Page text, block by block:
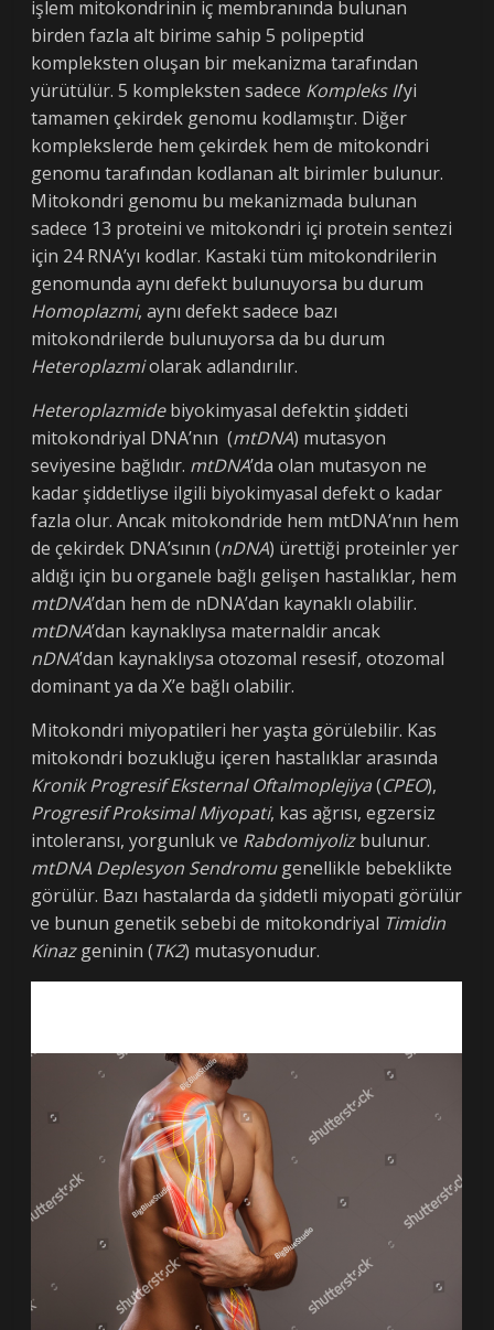
işlem mitokondrinin iç membranında bulunan
birden fazla alt birime sahip 5 polipeptid
kompleksten oluşan bir mekanizma tarafından
yürütülür. 5 kompleksten sadece Kompleks II’yi
tamamen çekirdek genomu kodlamıştır. Diğer
komplekslerde hem çekirdek hem de mitokondri
genomu tarafından kodlanan alt birimler bulunur.
Mitokondri genomu bu mekanizmada bulunan
sadece 13 proteini ve mitokondri içi protein sentezi
için 24 RNA’yı kodlar. Kastaki tüm mitokondrilerin
genomunda aynı defekt bulunuyorsa bu durum
Homoplazmi, aynı defekt sadece bazı
mitokondrilerde bulunuyorsa da bu durum
Heteroplazmiolarak adlandırılır.
Heteroplazmidebiyokimyasal defektin şiddeti
mitokondriyal DNA’nın (mtDNA) mutasyon
seviyesine bağlıdır. mtDNA’da olan mutasyon ne
kadar şiddetliyse ilgili biyokimyasal defekt o kadar
fazla olur. Ancak mitokondride hem mtDNA’nın hem
de çekirdek DNA’sının (nDNA) ürettiği proteinler yer
aldığı için bu organele bağlı gelişen hastalıklar, hem
mtDNA’dan hem de nDNA’dan kaynaklı olabilir.
mtDNA’dan kaynaklıysa maternaldir ancak
nDNA’dan kaynaklıysa otozomal resesif, otozomal
dominant ya da X’e bağlı olabilir.
Mitokondri miyopatileri her yaşta görülebilir. Kas
mitokondri bozukluğu içeren hastalıklar arasında
Kronik Progresif Eksternal Oftalmoplejiya(CPEO),
Progresif Proksimal Miyopati, kas ağrısı, egzersiz
intoleransı, yorgunluk ve Rabdomiyolizbulunur.
mtDNA Deplesyon Sendromugenellikle bebeklikte
görülür. Bazı hastalarda da şiddetli miyopati görülür
ve bunun genetik sebebi de mitokondriyal Timidin
Kinazgeninin (TK2) mutasyonudur.